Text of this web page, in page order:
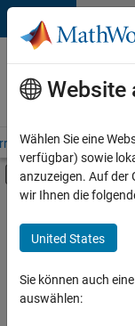
Weiter zum Inhalt
Karriere
bei
MathWorks
– Übersicht
Hauptinhalt
Advanced
Program
User Experience
Web
+3
Website
Wählen Sie eine
verfügbar) sowie
anzuzeigen. Auf der
wir Ihnen die
United States
Sie können auch
auswählen: